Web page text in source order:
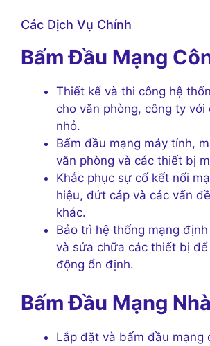
Các Dịch Vụ Chính
Bấm Đầu Mạng
Thiết kế và thi công hệ
cho văn phòng, công ty với
nhỏ.
Bấm đầu mạng máy tính,
văn phòng và các thiết bị
Khắc phục sự cố kết nối
hiệu, đứt cáp và các vấn
khác.
Bảo trì hệ thống mạng
và sửa chữa các thiết bị
động ổn định.
Bấm Đầu Mạng
Lắp đặt và bấm đầu mạng